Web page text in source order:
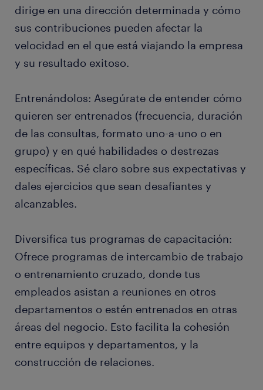
dirige en una dirección determinada y cómo
sus contribuciones pueden afectar la
velocidad en el que está viajando la empresa
y su resultado exitoso.
Entrenándolos: Asegúrate de entender cómo
quieren ser entrenados (frecuencia, duración
de las consultas, formato uno-a-uno o en
grupo) y en qué habilidades o destrezas
específicas. Sé claro sobre sus expectativas y
dales ejercicios que sean desafiantes y
alcanzables.
Diversifica tus programas de capacitación:
Ofrece programas de intercambio de trabajo
o entrenamiento cruzado, donde tus
empleados asistan a reuniones en otros
departamentos o estén entrenados en otras
áreas del negocio. Esto facilita la cohesión
entre equipos y departamentos, y la
construcción de relaciones.